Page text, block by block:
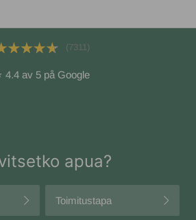
(7311)
4.4 av 5 på Google
apua?
Toimitustapa